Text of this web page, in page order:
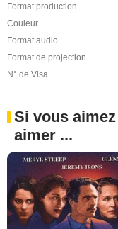
Format production
Couleur
Format audio
Format de projection
N° de Visa
Si vous
aimer ...